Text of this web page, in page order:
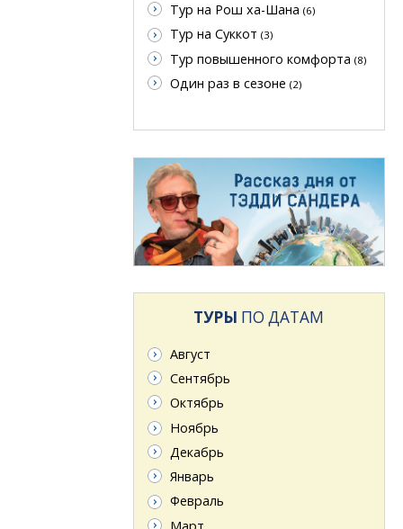
Тур на Рош ха-Шана (6)
Тур на Суккот (3)
Тур повышенного комфорта (8)
Один раз в сезоне (2)
ТУРЫ ПО ДАТАМ
Август
Сентябрь
Октябрь
Ноябрь
Декабрь
Январь
Февраль